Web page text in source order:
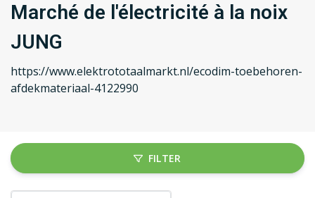
Marché de l'électricité à la noix
JUNG
https://www.elektrototaalmarkt.nl/ecodim-toebehoren-
afdekmateriaal-4122990
FILTER